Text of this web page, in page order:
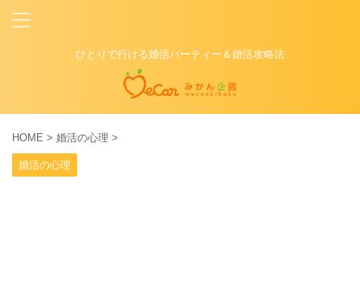
ひとりで行ける婚活パーティー＆婚活攻略法
HOME > 婚活の心理 >
婚活の心理